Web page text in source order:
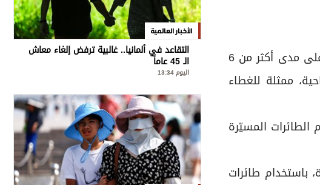
يعتبر هذا البرنامج أكبر برنامج بحثي ميداني يتم تنفيذه على مستوى المنطقة، حيث تمكنت «الهيئة»، على مدى أكثر من 6
مساحية، ممثلة للغطاء
الطائرات المسيّرة
باستخدام طائرات
الأخبار العالمية
التقاعد في ألمانيا.. غالبية ترفض إلغاء معاش
الـ 45 عاماً
اليوم 13:34